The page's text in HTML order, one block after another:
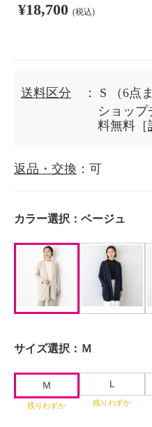
¥18,700 (税込)
送料区分 ： S
（6点
ショップ
料無料［
返品・交換 ：可
カラー選択： ベージュ
サイズ選択： Ｍ
Ｍ
残りわずか
Ｌ
残りわずか